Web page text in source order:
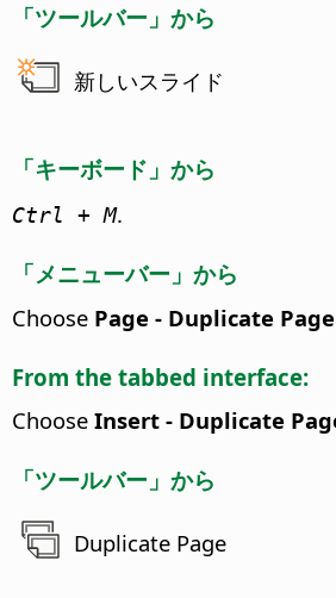
「ツールバー」から
新しいスライド
「キーボード」から
Ctrl + M.
「メニューバー」から
Choose Page - Duplicate Page
From the tabbed interface:
Choose Insert - Duplicate
「ツールバー」から
Duplicate Page